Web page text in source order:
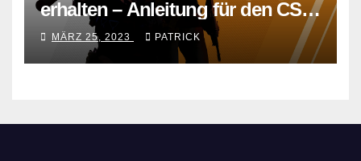
erhalten – Anleitung für den CS
GO Nachfolger
MÄRZ 25, 2023 PATRICK